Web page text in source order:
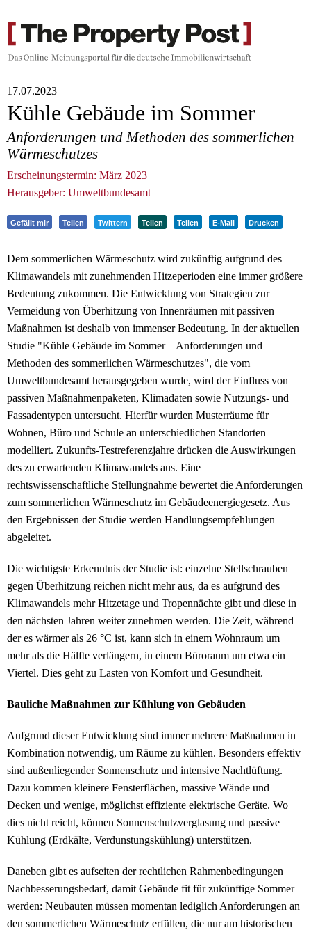
17.07.2023
Kühle Gebäude im Sommer
Anforderungen und Methoden des sommerlichen
Wärmeschutzes
Erscheinungstermin: März 2023
Herausgeber: Umweltbundesamt
Gefällt mir Teilen Twittern Teilen Teilen E-Mail Drucken
Dem sommerlichen Wärmeschutz wird zukünftig aufgrund des
Klimawandels mit zunehmenden Hitzeperioden eine immer größere
Bedeutung zukommen. Die Entwicklung von Strategien zur
Vermeidung von Überhitzung von Innenräumen mit passiven
Maßnahmen ist deshalb von immenser Bedeutung. In der aktuellen
Studie "Kühle Gebäude im Sommer – Anforderungen und
Methoden des sommerlichen Wärmeschutzes", die vom
Umweltbundesamt herausgegeben wurde, wird der Einfluss von
passiven Maßnahmenpaketen, Klimadaten sowie Nutzungs- und
Fassadentypen untersucht. Hierfür wurden Musterräume für
Wohnen, Büro und Schule an unterschiedlichen Standorten
modelliert. Zukunfts-Testreferenzjahre drücken die Auswirkungen
des zu erwartenden Klimawandels aus. Eine
rechtswissenschaftliche Stellungnahme bewertet die Anforderungen
zum sommerlichen Wärmeschutz im Gebäudeenergiegesetz. Aus
den Ergebnissen der Studie werden Handlungsempfehlungen
abgeleitet.
Die wichtigste Erkenntnis der Studie ist: einzelne Stellschrauben
gegen Überhitzung reichen nicht mehr aus, da es aufgrund des
Klimawandels mehr Hitzetage und Tropennächte gibt und diese in
den nächsten Jahren weiter zunehmen werden. Die Zeit, während
der es wärmer als 26 °C ist, kann sich in einem Wohnraum um
mehr als die Hälfte verlängern, in einem Büroraum um etwa ein
Viertel. Dies geht zu Lasten von Komfort und Gesundheit.
Bauliche Maßnahmen zur Kühlung von Gebäuden
Aufgrund dieser Entwicklung sind immer mehrere Maßnahmen in
Kombination notwendig, um Räume zu kühlen. Besonders effektiv
sind außenliegender Sonnenschutz und intensive Nachtlüftung.
Dazu kommen kleinere Fensterflächen, massive Wände und
Decken und wenige, möglichst effiziente elektrische Geräte. Wo
dies nicht reicht, können Sonnenschutzverglasung und passive
Kühlung (Erdkälte, Verdunstungskühlung) unterstützen.
Daneben gibt es aufseiten der rechtlichen Rahmenbedingungen
Nachbesserungsbedarf, damit Gebäude fit für zukünftige Sommer
werden: Neubauten müssen momentan lediglich Anforderungen an
den sommerlichen Wärmeschutz erfüllen, die nur am historischen